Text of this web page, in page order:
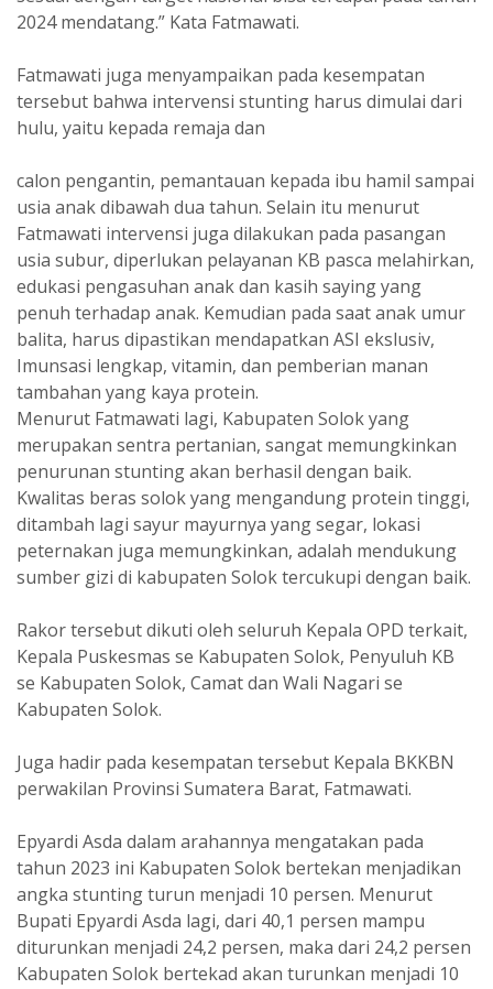
2024 mendatang.” Kata Fatmawati.
Fatmawati juga menyampaikan pada kesempatan
tersebut bahwa intervensi stunting harus dimulai dari
hulu, yaitu kepada remaja dan
calon pengantin, pemantauan kepada ibu hamil sampai
usia anak dibawah dua tahun. Selain itu menurut
Fatmawati intervensi juga dilakukan pada pasangan
usia subur, diperlukan pelayanan KB pasca melahirkan,
edukasi pengasuhan anak dan kasih saying yang
penuh terhadap anak. Kemudian pada saat anak umur
balita, harus dipastikan mendapatkan ASI ekslusiv,
Imunsasi lengkap, vitamin, dan pemberian manan
tambahan yang kaya protein.
Menurut Fatmawati lagi, Kabupaten Solok yang
merupakan sentra pertanian, sangat memungkinkan
penurunan stunting akan berhasil dengan baik.
Kwalitas beras solok yang mengandung protein tinggi,
ditambah lagi sayur mayurnya yang segar, lokasi
peternakan juga memungkinkan, adalah mendukung
sumber gizi di kabupaten Solok tercukupi dengan baik.
Rakor tersebut dikuti oleh seluruh Kepala OPD terkait,
Kepala Puskesmas se Kabupaten Solok, Penyuluh KB
se Kabupaten Solok, Camat dan Wali Nagari se
Kabupaten Solok.
Juga hadir pada kesempatan tersebut Kepala BKKBN
perwakilan Provinsi Sumatera Barat, Fatmawati.
Epyardi Asda dalam arahannya mengatakan pada
tahun 2023 ini Kabupaten Solok bertekan menjadikan
angka stunting turun menjadi 10 persen. Menurut
Bupati Epyardi Asda lagi, dari 40,1 persen mampu
diturunkan menjadi 24,2 persen, maka dari 24,2 persen
Kabupaten Solok bertekad akan turunkan menjadi 10